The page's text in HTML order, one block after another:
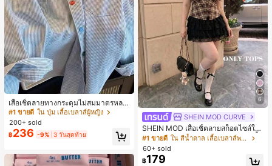
เสื้อเชิ้ตลายทางกระดุมไม่สมมาตรหลว
ม ๆ สีสันสดใสสำหรับผู้หญิง สไตล์หรูหร
า น่ารัก มินิมอล สดใส ใส่ได้ทุกวัน ทำง
านได้หลากหลาย สำหรับฤดูใบไม้ผลิ
#1 ขายดี ใน ปุ่ม เสื้อเบลาส์ผู้หญิง
200+ sold
฿236 -9% 3 วันสุดท้าย
6
SHEIN MOD CURVE
SHEIN MOD เสื้อเชิ้ตลายสก็อตไซส์ให
ญ่, ฤดูใบไม้ร่วง/ฤดูหนาว, สไตล์พรีพพี้,
ใส่ประจำวันแบบสบายๆ, สำหรับสาววัย
รุ่นเดินทางไปทำงาน
#1 ขายดี
ใน สีน้ำตาล เสื้อเบลาส์พลัสไซส์
60+ sold
฿179